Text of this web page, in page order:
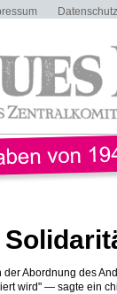
Datenschutz
Abordnung des
wird" — sagte ein